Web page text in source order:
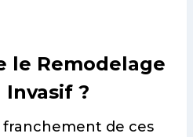
le Remodelage
?
franchement de ces